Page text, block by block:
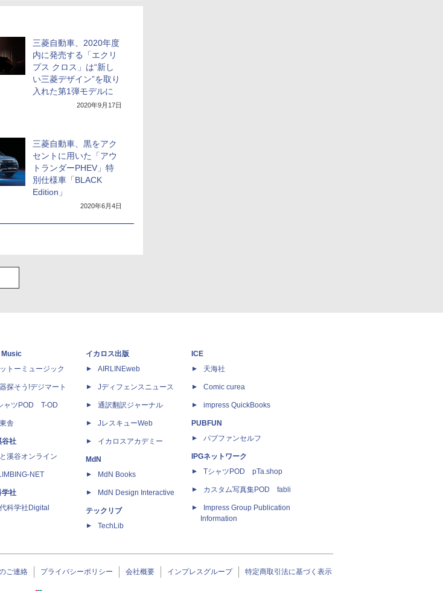
三菱自動車、2020年度
内に発売する「エクリ
プス クロス」は“新し
い三菱デザイン”を取り
入れた第1弾モデルに
2020年9月17日
三菱自動車、黒をアク
セントに用いた「アウ
トランダーPHEV」特
別仕様車「BLACK
Edition」
2020年6月4日
Music
トーミュージック
探そう!デジマート
ャツPOD T-OD
舎
谷社
溪谷オンライン
NET
学社
科学社Digital
イカロス出版
AIRLINEweb
Jディフェンスニュース
通訳翻訳ジャーナル
JレスキューWeb
イカロスアカデミー
MdN
MdN Books
MdN Design Interactive
テックリブ
TechLib
ICE
天海社
Comic curea
impress QuickBooks
PUBFUN
パブファンセルフ
IPGネットワーク
TシャツPOD pTa.shop
カスタム写真集POD fabli
Impress Group Publication
Information
ご連絡 プライバシーポリシー 会社概要 インプレスグループ 特定商取引法に基づく表示